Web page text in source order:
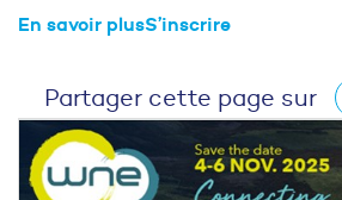
En savoir plusS’inscrire
Partager cette page sur